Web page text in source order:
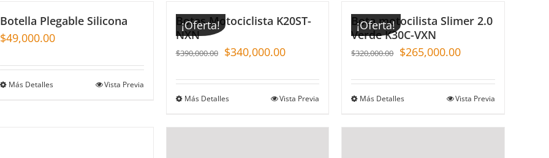
Botella Plegable Silicona
$49,000.00
Más Detalles Vista Previa
¡Oferta!
Botas Motociclista K20ST-
NXN
$390,000.00 $340,000.00
Más Detalles Vista Previa
¡Oferta!
Bota motocilista Slimer 2.0
Verde K30C-VXN
$320,000.00 $265,000.00
Más Detalles Vista Previa